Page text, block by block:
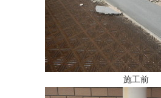
施工前